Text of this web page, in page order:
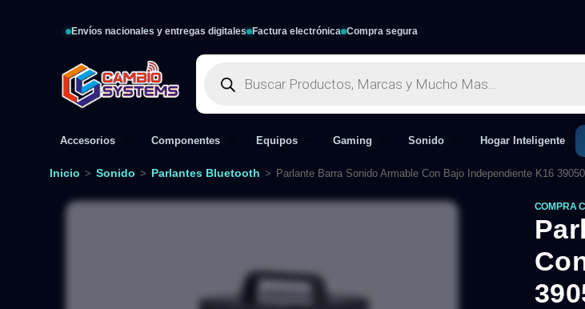
Envíos nacionales y entregas digitales Factura electrónica Compra segura
Accesorios Componentes Equipos Gaming Sonido Hogar Inteligente
Inicio > Sonido > Parlantes Bluetooth > Parlante Barra Sonido Armable Con Bajo Independiente K16 39050
COMPRA